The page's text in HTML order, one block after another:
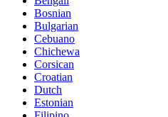
Bosnian
Bulgarian
Cebuano
Chichewa
Corsican
Croatian
Dutch
Estonian